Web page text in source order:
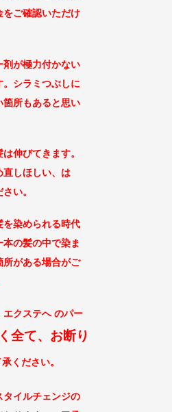
をご確認いただけ
が極力付かない
シラミつぶしに
箇所もあると思い
伸びてきます。
直しほしい、は
い。
染められる時代
の髪の中で染ま
所がある場合がご
クステへ のパー
全て、お断り
ください。
イルチェンジの